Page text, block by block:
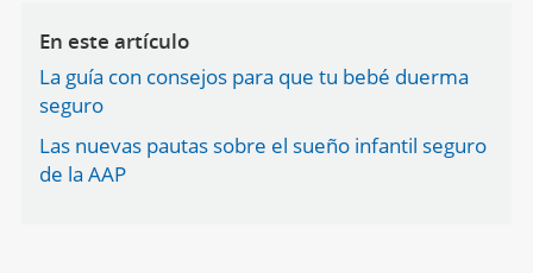
En este artículo
La guía con consejos para que tu bebé duerma
seguro
Las nuevas pautas sobre el sueño infantil seguro
de la AAP